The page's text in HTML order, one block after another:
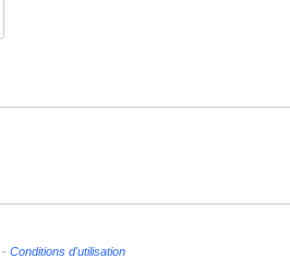
- Conditions d'utilisation